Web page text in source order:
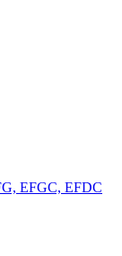
EFGC, EFDC